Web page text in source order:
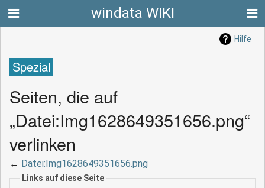
windata WIKI
Hilfe
Spezial
Seiten, die auf
„Datei:Img1628649351656.png“
verlinken
← Datei:Img1628649351656.png
Links auf diese Seite